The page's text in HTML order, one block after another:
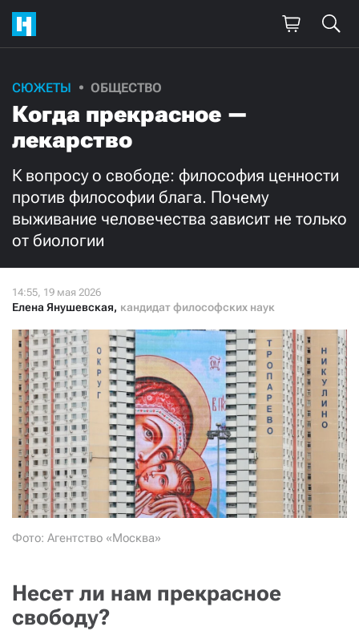
СЮЖЕТЫ ОБЩЕСТВО
Когда прекрасное —
лекарство
К вопросу о свободе: философия ценности
против философии блага. Почему
выживание человечества зависит не только
от биологии
Елена Янушевская, кандидат философских наук
Фото: Агентство «Москва»
Несет ли нам прекрасное
свободу?
Поддержите
нашу работу!
Ежемесячно
3000 1000
500
я принимаю условия и подтверждаю свое гражданство РФ
СТАТЬ СОУЧАСТНИКОМ
ПОДЕЛИТЬСЯ С ДРУЗЬЯМИ
Если у вас есть вопросы, пишите donate@novayagazeta.ruили
звоните:
+7 (929) 612-03-68